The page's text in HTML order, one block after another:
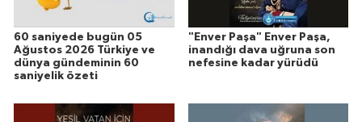
60 saniyede bugün 05
Ağustos 2026 Türkiye ve
dünya gündeminin 60
saniyelik özeti
"Enver Paşa" Enver Paşa,
inandığı dava uğruna son
nefesine kadar yürüdü